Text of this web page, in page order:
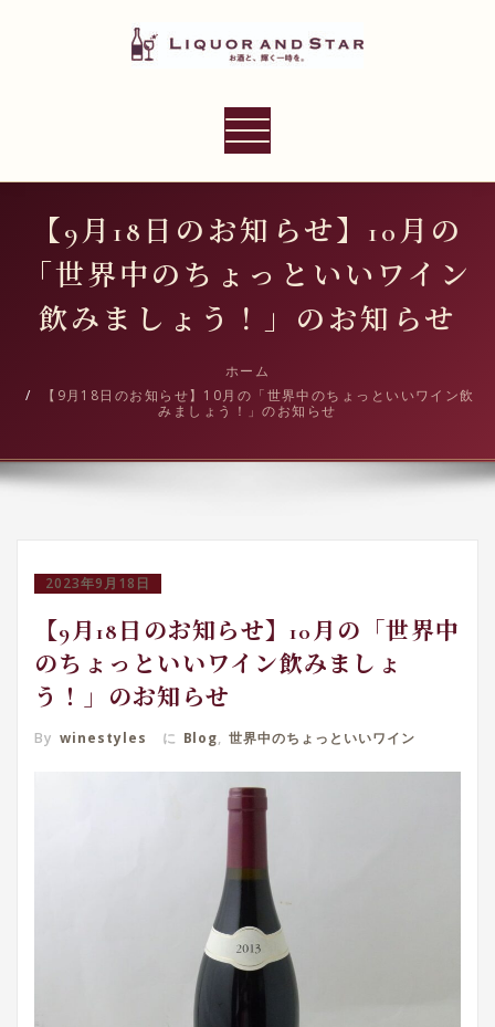
プ
LIQUOR AND STAR
ナ
ー
ョ
ン
り
替
【9月18日のお知らせ】10月の
「世界中のちょっといいワイン
飲みましょう！」のお知らせ
ホーム
【9月18日のお知らせ】10月の「世界中のちょっといいワイン飲
みましょう！」のお知らせ
2023年9月18日
【9月18日のお知らせ】10月の「世界中
のちょっといいワイン飲みましょ
う！」のお知らせ
By winestyles に Blog, 世界中のちょっといいワイン